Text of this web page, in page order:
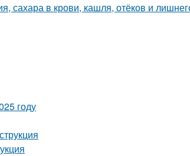
сахара в крови, кашля, отёков и
году